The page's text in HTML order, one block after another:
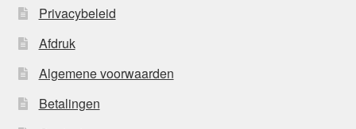
Privacybeleid
Afdruk
Algemene voorwaarden
Betalingen